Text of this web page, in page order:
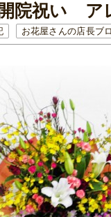
院祝い ア
お花屋さんの店長ブ